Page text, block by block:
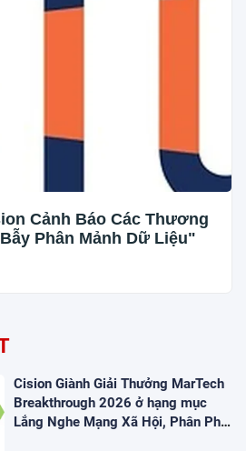
Cảnh Báo Các Thương
Phân Mảnh Dữ Liệu"
Cision Giành Giải Thưởng MarTech
Breakthrough 2026 ở hạng mục
Lắng Nghe Mạng Xã Hội, Phân Phối